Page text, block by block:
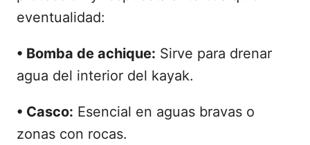
eventualidad:
• Bomba de achique: Sirve para drenar
agua del interior del kayak.
• Casco: Esencial en aguas bravas o
zonas con rocas.